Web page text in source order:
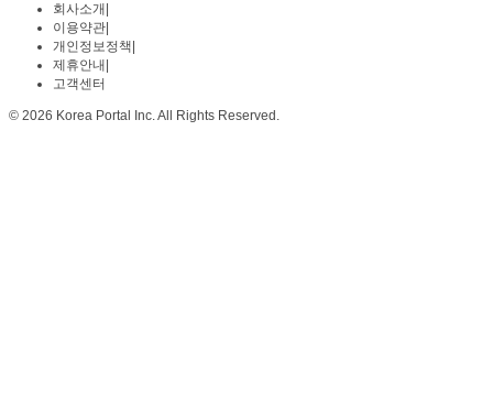
회사소개
이용약관
개인정보정책
제휴안내
고객센터
© 2026 Korea Portal Inc. All Rights Reserved.